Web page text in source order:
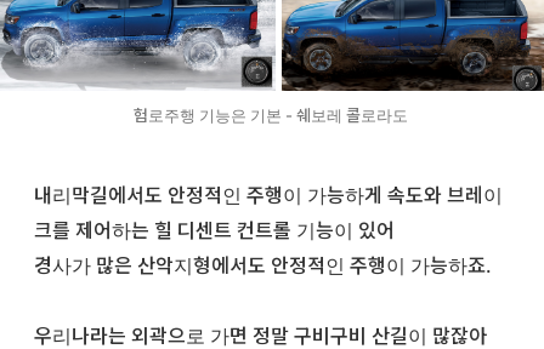
험로주행 기능은 기본 - 쉐보레 콜로라도
내리막길에서도 안정적인 주행이 가능하게 속도와 브레이
크를 제어하는 힐 디센트 컨트롤 기능이 있어
경사가 많은 산악지형에서도 안정적인 주행이 가능하죠.
우리나라는 외곽으로 가면 정말 구비구비 산길이 많잖아